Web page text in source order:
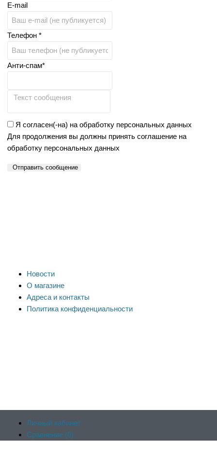
E-mail
Телефон *
Анти-спам*
Я согласен(-на) на обработку персональных данных
Для продолжения вы должны принять соглашение на
обработку персональных данных
Отправить сообщение
Новости
О магазине
Адреса и контакты
Политика конфиденциальности
Личный кабинет
Сравнение (0)